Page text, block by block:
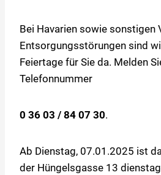
Bei Havarien sowie sonstigen
Entsorgungsstörungen sind
Feiertage für Sie da. Melden
Telefonnummer
0 36 03 / 84 07 30.
Ab Dienstag, 07.01.2025 ist
der Hüngelsgasse 13